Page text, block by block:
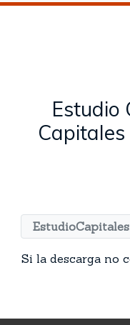
Estudio
Si la descarga no